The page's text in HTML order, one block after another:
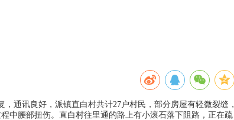
通讯良好，派镇直白村共计27户村民，部分房屋有轻微裂缝，
中腰部扭伤。直白村往里通的路上有小滚石落下阻路，正在疏